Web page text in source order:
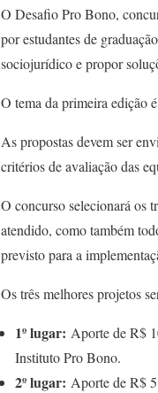
O Desafio Pro Bono,
por estudantes de
sociojurídico e propor
O tema da primeira edição é
As propostas devem ser
critérios de avaliação das
O concurso selecionará os
atendido, como também
previsto para a
Os três melhores projetos
1º lugar: Aporte de R$
Instituto Pro Bono.
2º lugar: Aporte de R$